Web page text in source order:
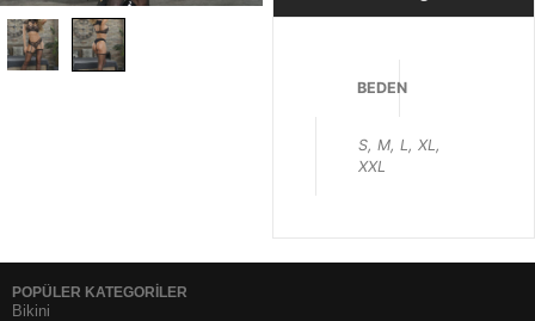
BEDEN
S, M, L, XL,
XXL
POPÜLER KATEGORİLER
Bikini